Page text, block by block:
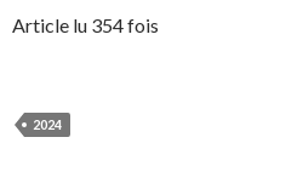
Article lu 354 fois
2024